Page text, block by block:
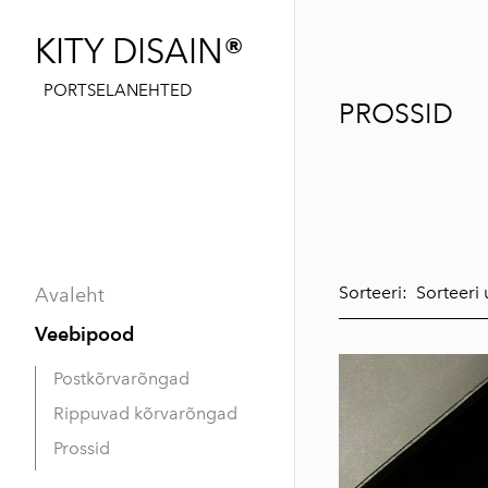
KITY DISAIN®
PORTSELANEHTED
Avaleht
Veebipood
Postkõrvarõngad
Rippuvad kõrvarõngad
Prossid
PROSSID
Sorteeri: